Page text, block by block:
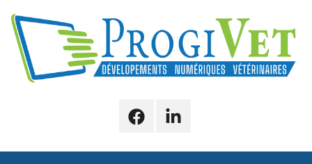
au
contenu
ProgiVetFacebookLinkedIn